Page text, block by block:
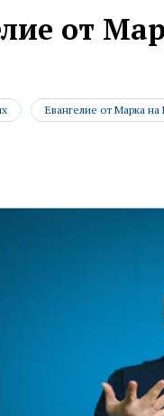
от
Евангелие от Марка